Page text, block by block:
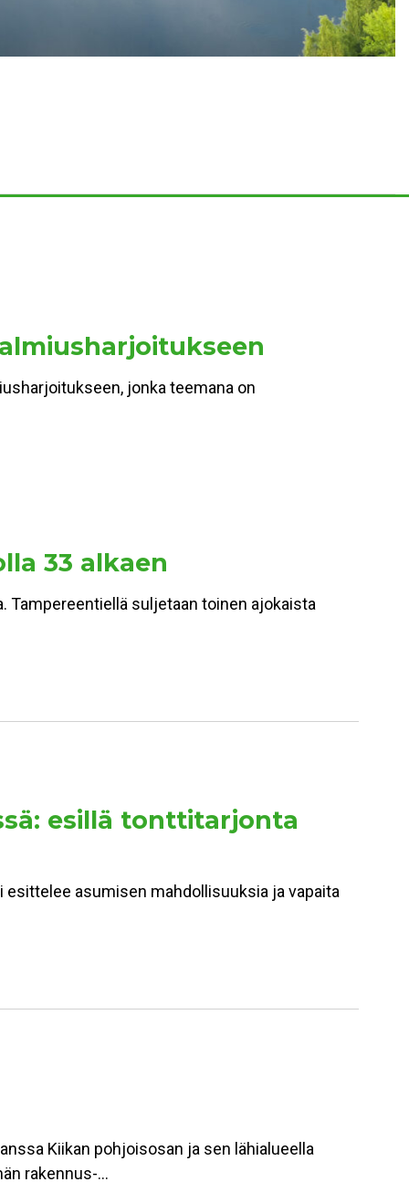
jonka teemana on
33 alkaen
Tampereentiellä suljetaan toinen ajokaista
esillä tonttitarjonta
esittelee asumisen mahdollisuuksia ja vapaita
Kiikan pohjoisosan ja sen lähialueella
rakennus-…